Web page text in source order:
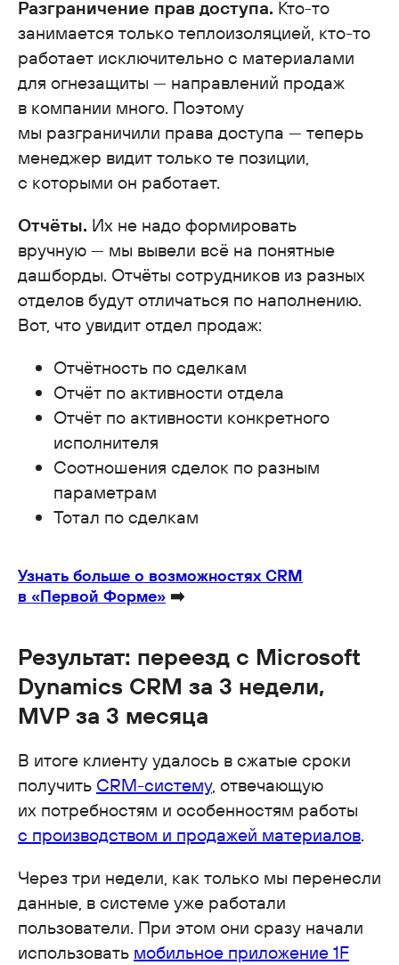
Разграничение прав доступа. Кто-то
занимается только теплоизоляцией, кто-то
работает исключительно с материалами
для огнезащиты — направлений продаж
в компании много. Поэтому
мы разграничили права доступа — теперь
менеджер видит только те позиции,
с которыми он работает.
Отчёты. Их не надо формировать
вручную — мы вывели всё на понятные
дашборды. Отчёты сотрудников из разных
отделов будут отличаться по наполнению.
Вот, что увидит отдел продаж:
Отчётность по сделкам
Отчёт по активности отдела
Отчёт по активности конкретного
исполнителя
Соотношения сделок по разным
параметрам
Тотал по сделкам
Узнать больше о возможностях CRM
в «Первой Форме» ➡️
Результат: переезд с Microsoft
Dynamics CRM за 3 недели,
MVP за 3 месяца
В итоге клиенту удалось в сжатые сроки
получить CRM-систему, отвечающую
их потребностям и особенностям работы
с производством и продажей материалов.
Через три недели, как только мы перенесли
данные, в системе уже работали
пользователи. При этом они сразу начали
использовать мобильное приложение 1F